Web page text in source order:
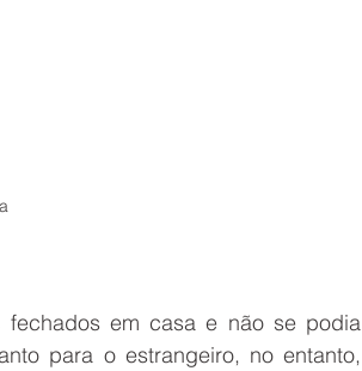
fechados em casa e não se podia
para o estrangeiro, no entanto,